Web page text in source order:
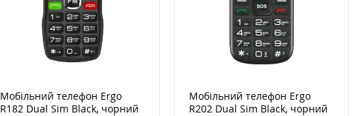
Мобільний телефон Ergo
R182 Dual Sim Black, чорний
Мобільний телефон Ergo
R202 Dual Sim Black, чорний